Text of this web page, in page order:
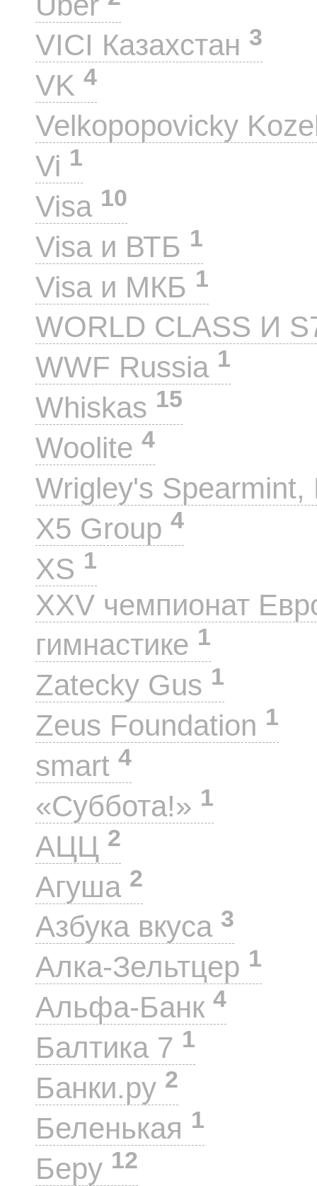
VICI Казахстан 3
VK 4
Velkopopovicky
Vi 1
Visa 10
Visa и ВТБ 1
Visa и МКБ 1
WORLD CLASS И
WWF Russia 1
Whiskas 15
Woolite 4
Wrigley's
X5 Group 4
XS 1
XXV чемпионат
гимнастике 1
Zatecky Gus 1
Zeus Foundation 1
smart 4
«Суббота!» 1
АЦЦ 2
Агуша 2
Азбука вкуса 3
Алка-Зельтцер 1
Альфа-Банк 4
Балтика 7 1
Банки.ру 2
Беленькая 1
Беру 12